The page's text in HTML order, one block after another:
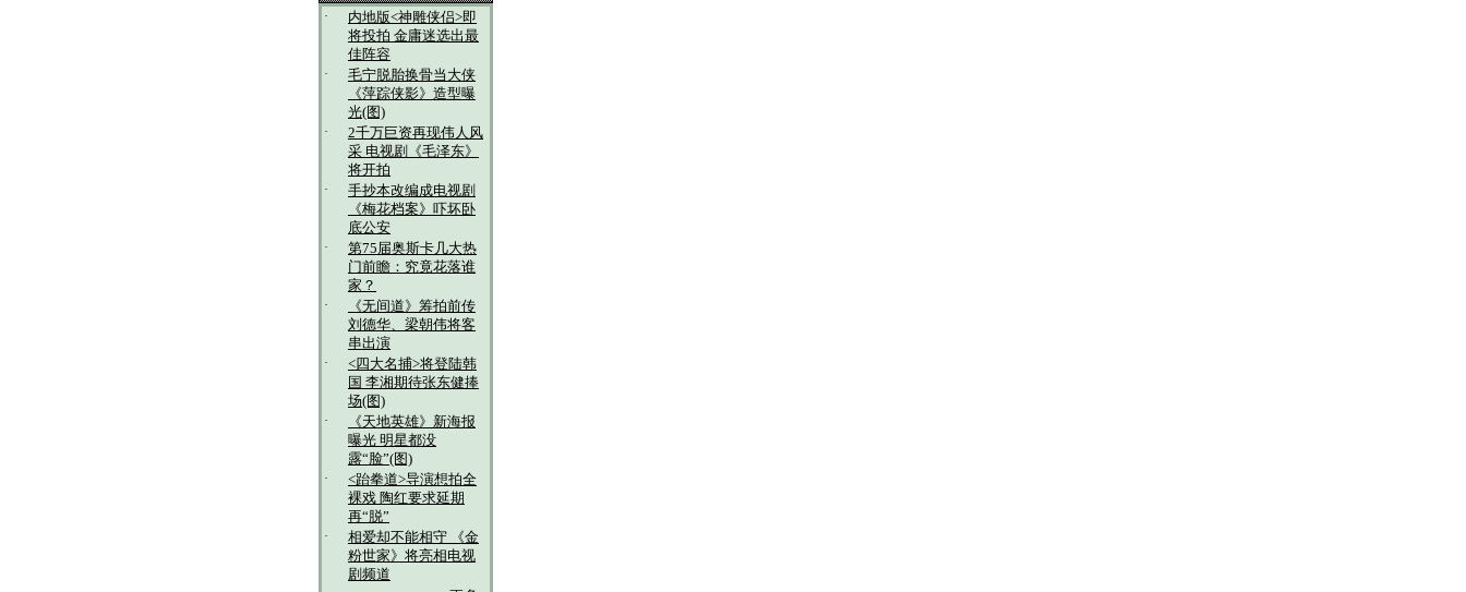
·
内地版<神雕侠侣>即
将投拍 金庸迷选出最
佳阵容
·
毛宁脱胎换骨当大侠
《萍踪侠影》造型曝
光(图)
·
2千万巨资再现伟人风
采 电视剧《毛泽东》
将开拍
·
手抄本改编成电视剧
《梅花档案》吓坏卧
底公安
·
第75届奥斯卡几大热
门前瞻：究竟花落谁
家？
·
《无间道》筹拍前传
刘德华、梁朝伟将客
串出演
·
<四大名捕>将登陆韩
国 李湘期待张东健捧
场(图)
·
《天地英雄》新海报
曝光 明星都没
露“脸”(图)
·
<跆拳道>导演想拍全
裸戏 陶红要求延期
再“脱”
·
相爱却不能相守 《金
粉世家》将亮相电视
剧频道